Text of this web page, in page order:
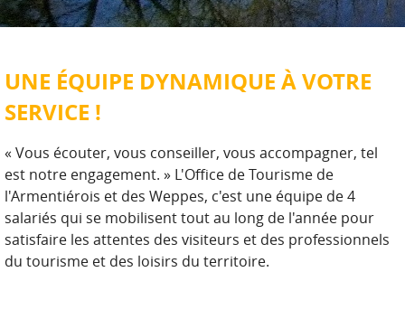
UNE ÉQUIPE DYNAMIQUE À VOTRE
SERVICE !
« Vous écouter, vous conseiller, vous accompagner, tel
est notre engagement. » L'Office de Tourisme de
l'Armentiérois et des Weppes, c'est une équipe de 4
salariés qui se mobilisent tout au long de l'année pour
satisfaire les attentes des visiteurs et des professionnels
du tourisme et des loisirs du territoire.